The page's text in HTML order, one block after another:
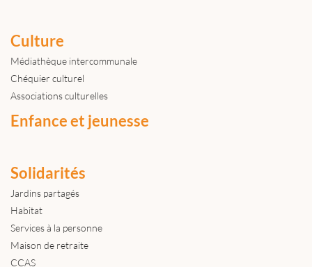
Culture
Médiathèque intercommunale
Chéquier culturel
Associations culturelles
Enfance et jeunesse
Solidarités
Jardins partagés
Habitat
Services à la personne
Maison de retraite
CCAS